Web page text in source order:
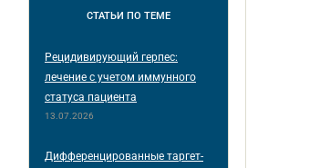
СТАТЬИ ПО ТЕМЕ
Рецидивирующий герпес:
лечение с учетом иммунного
статуса пациента
13.07.2026
Дифференцированные таргет-